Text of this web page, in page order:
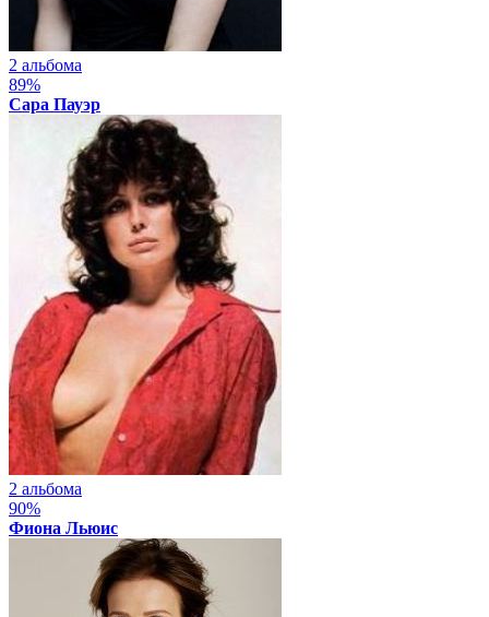
2 альбома
89%
Сара Пауэр
2 альбома
90%
Фиона Льюис